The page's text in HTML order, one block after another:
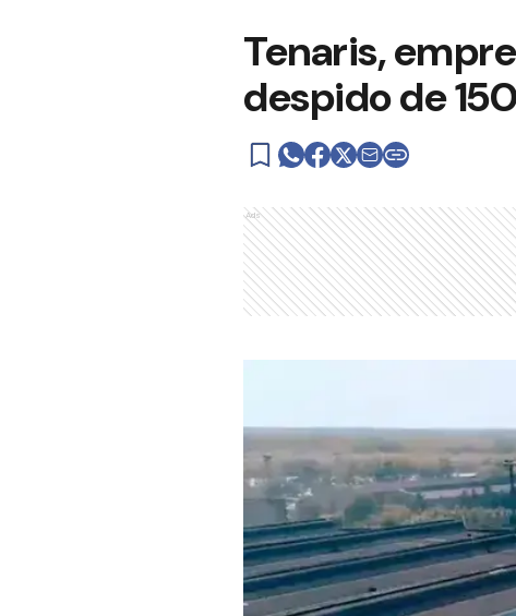
Tenaris,
despido de
Ads